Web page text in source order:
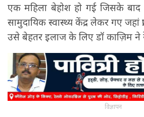
एक महिला बेहोश हो गई जिसके बाद
सामुदायिक स्वास्थ्य केंद्र लेकर गए जहां
उसे बेहतर इलाज के लिए डॉ काज़िम ने
विज्ञापन